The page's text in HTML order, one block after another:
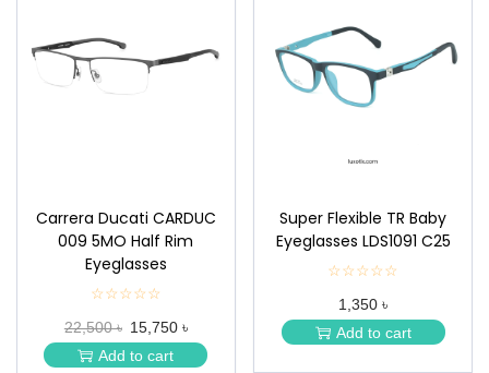
Carrera Ducati CARDUC
009 5MO Half Rim
Eyeglasses
☆☆☆☆☆
★
★
★
★
22,500 ৳ 15,750 ৳
Add to cart
Super Flexible TR Baby
Eyeglasses LDS1091 C25
☆☆☆☆☆
★
★
★
★
1,350 ৳
Add to cart